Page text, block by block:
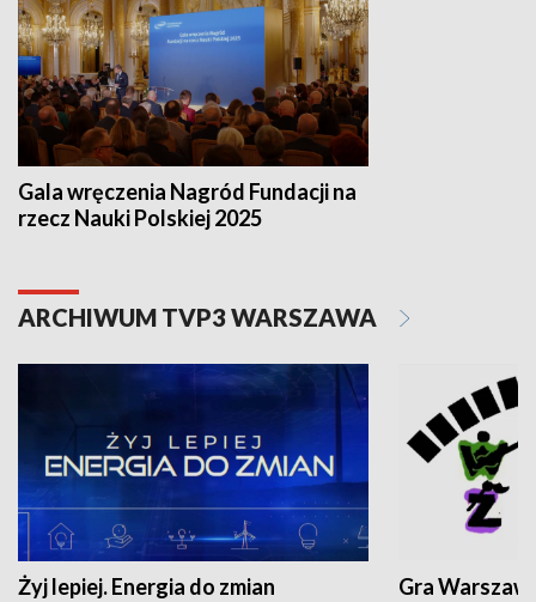
Gala wręczenia Nagród Fundacji na
rzecz Nauki Polskiej 2025
ARCHIWUM TVP3 WARSZAWA
Żyj lepiej. Energia do zmian Gra